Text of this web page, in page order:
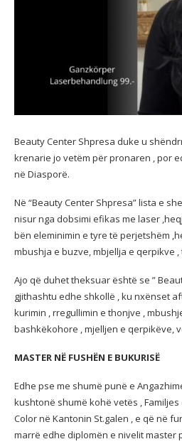
Beauty Center Shpresa duke u
krenarie jo vetëm për pronaren , por
në Diasporë.
Në “Beauty Center Shpresa” lista e
nisur nga dobsimi efikas me laser
bën eleminimin e tyre të perjetshëm
mbushja e buzve, mbjellja e qerpikve
Ajo që duhet theksuar është se ”
gjithashtu edhe shkollë , ku nxënset
kurimin , rregullimin e thonjve ,
bashkëkohore , mjelljen e qerpikëve,
MASTER NË FUSHËN E BUKURISË
Edhe pse me shumë punë e
kushtonë shumë kohë vetës ,
Color në Kantonin St.galen , e që në
marrë edhe diplomën e nivelit master